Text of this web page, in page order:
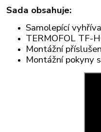
Sada obsahuje:
Samolepící
TERMOFOL TF-
Montážní
Montážní pokyny